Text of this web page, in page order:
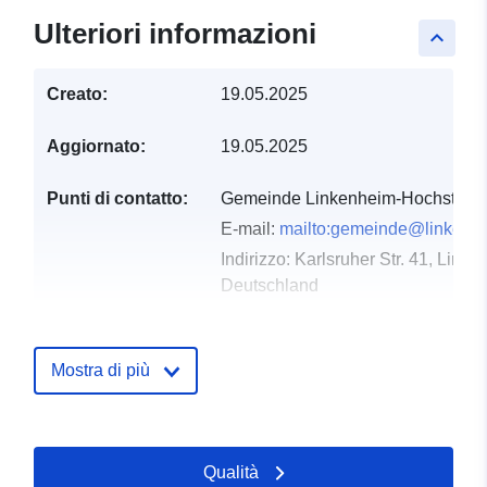
keyboard_arrow_up
Ulteriori informazioni
Creato: 19.05.2025
Aggiornato: 19.05.2025
Punti di contatto:
Gemeinde Linkenheim-
E-mail:
Indirizzo: Karlsruher Str. 41,
Deutschland
Registro del
Aggiornato su data.europa.eu:
16 May 2026
Mostra di più
Qualità